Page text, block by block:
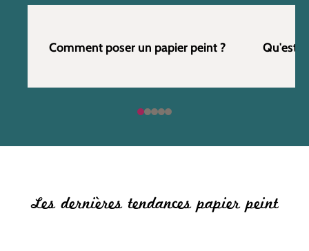
Comment poser un papier peint ? Qu'est
Les dernières tendances papier peint